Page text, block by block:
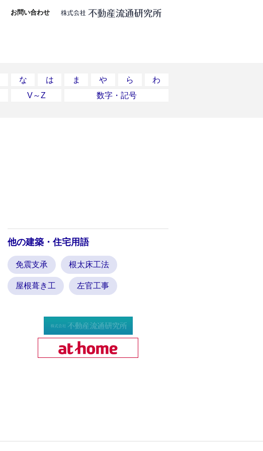
お問い合わせ
な は ま や ら
わ
V～Z 数字・記号
他の建築・住宅用語
免震支承 根太床工法
屋根葺き工 左官工事